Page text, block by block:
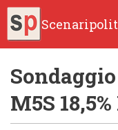
Sondaggio
M5S